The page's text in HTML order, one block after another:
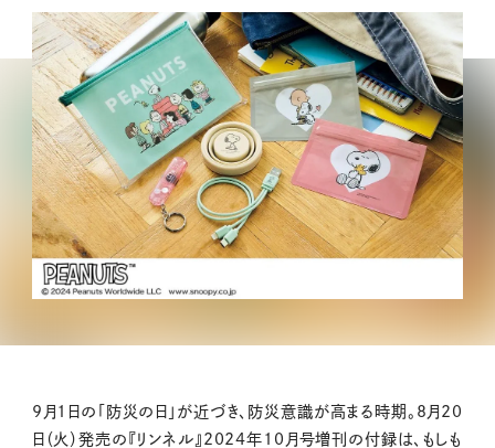
9月1日の「防災の日」が近づき、防災意識が高まる時期。8月20
日（火）発売の『リンネル』2024年10月号増刊の付録は、もしも